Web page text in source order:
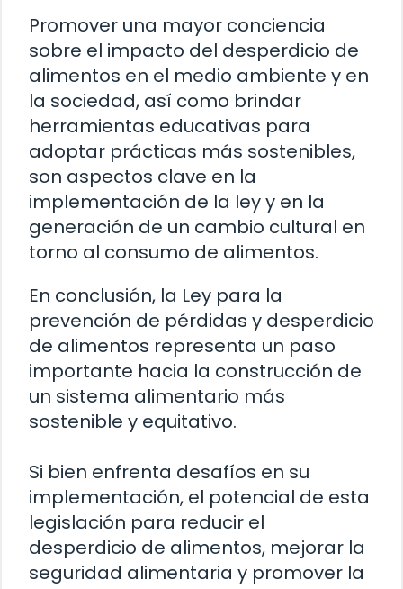
Promover una mayor conciencia
sobre el impacto del desperdicio de
alimentos en el medio ambiente y en
la sociedad, así como brindar
herramientas educativas para
adoptar prácticas más sostenibles,
son aspectos clave en la
implementación de la ley y en la
generación de un cambio cultural en
torno al consumo de alimentos.
En conclusión, la Ley para la
prevención de pérdidas y desperdicio
de alimentos representa un paso
importante hacia la construcción de
un sistema alimentario más
sostenible y equitativo.
Si bien enfrenta desafíos en su
implementación, el potencial de esta
legislación para reducir el
desperdicio de alimentos, mejorar la
seguridad alimentaria y promover la